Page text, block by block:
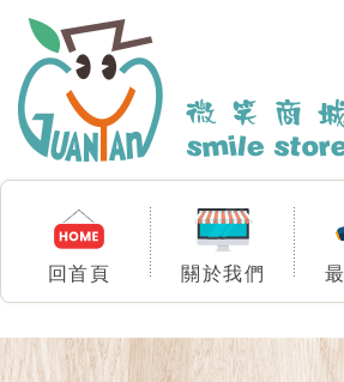
回首頁 關於我們